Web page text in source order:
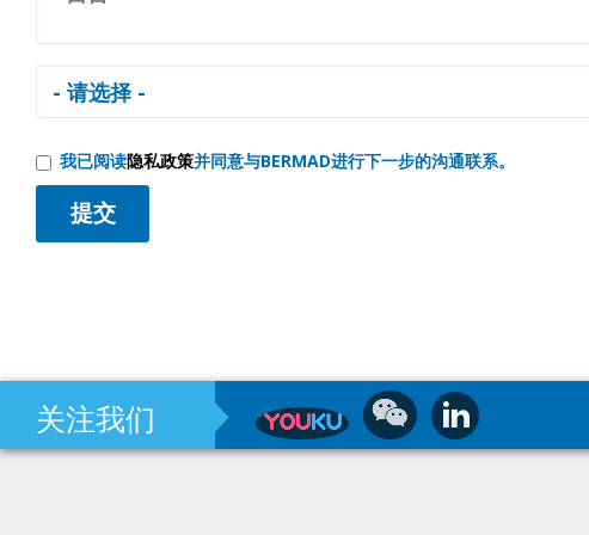
我已阅读隐私政策并同意与BERMAD进行下一步的沟通联系。
关注我们